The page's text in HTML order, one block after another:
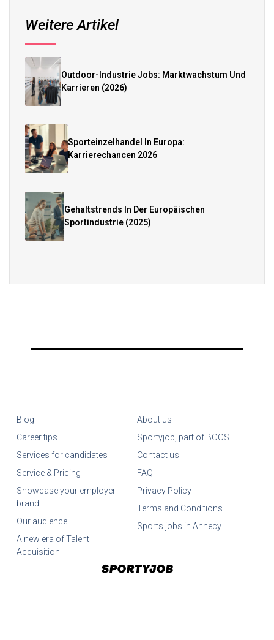
Weitere Artikel
Outdoor-Industrie Jobs: Marktwachstum Und
Karrieren (2026)
Sporteinzelhandel In Europa:
Karrierechancen 2026
Gehaltstrends In Der Europäischen
Sportindustrie (2025)
Blog
Career tips
Services for candidates
Service & Pricing
Showcase your employer
brand
Our audience
A new era of Talent
Acquisition
About us
Sportyjob, part of BOOST
Contact us
FAQ
Privacy Policy
Terms and Conditions
Sports jobs in Annecy